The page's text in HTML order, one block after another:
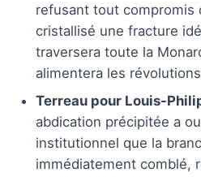
refusant tout compromis
cristallisé une fracture
traversera toute la
alimentera les
Terreau pour Louis-
abdication précipitée a
institutionnel que la
immédiatement comblé,